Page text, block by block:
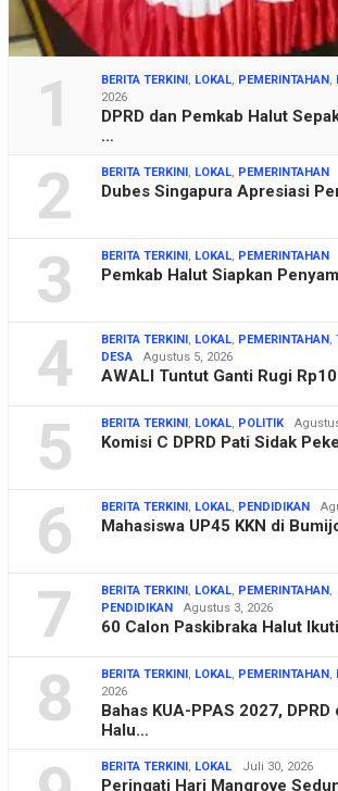
1 BERITA TERKINI , LOKAL, PEMERINTAHAN ,
2026
DPRD dan Pemkab Halut
…
2 BERITA TERKINI , LOKAL, PEMERINTAHAN
Dubes Singapura Apresiasi
3 BERITA TERKINI , LOKAL, PEMERINTAHAN
Pemkab Halut Siapkan
4 BERITA TERKINI , LOKAL, PEMERINTAHAN ,
DESA
Agustus 5, 2026
AWALI Tuntut Ganti Rugi
5 BERITA TERKINI , LOKAL, POLITIK
Komisi C DPRD Pati Sidak
6 BERITA TERKINI , LOKAL, PENDIDIKAN
Mahasiswa UP45 KKN di
7 BERITA TERKINI , LOKAL, PEMERINTAHAN ,
PENDIDIKAN
Agustus 3, 2026
60 Calon Paskibraka Halut
8 BERITA TERKINI , LOKAL, PEMERINTAHAN ,
2026
Bahas KUA-PPAS 2027, DPRD
Halu…
BERITA TERKINI , LOKAL Juli 30, 2026
Peringati Hari Mangrove